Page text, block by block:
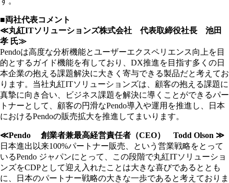
■両社代表コメント
≪丸紅ITソリューションズ株式会社 代表取締役社長 池田
孝 氏≫
Pendoは高度な分析機能とユーザーエクスペリエンス向上を目
的とするガイド機能を有しており、DX推進を目指す多くの日
本企業の抱える課題解決に大きく寄与できる製品だと考えてお
ります。当社丸紅ITソリューションズは、顧客の抱える課題に
真摯に向き合い、ビジネス課題を解決に導くことができるパー
トナーとして、顧客の円滑なPendo導入や運用を推進し、日本
におけるPendoの販売拡大を推進してまいります。
≪Pendo 創業者兼最高経営責任者（CEO） Todd Olson ≫
日本進出以来100%パートナー販売、という営業戦略をとって
いるPendo ジャパンにとって、この段階で丸紅ITソリューショ
ンズをCDPとして迎え入れたことは大きな喜びであるととも
に、日本のパートナー戦略の大きな一歩であると考えておりま